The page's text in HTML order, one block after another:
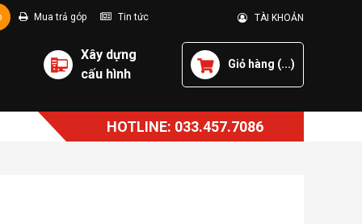
Mua trả góp Tin tức TÀI KHOẢN
Xây dựng
cấu hình
Giỏ hàng (...)
HOTLINE: 033.457.7086